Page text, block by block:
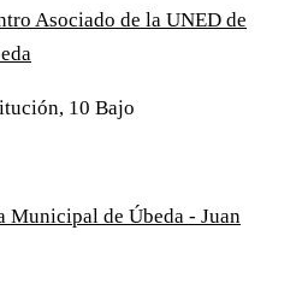
Asociado de la UNED de
10 Bajo
Municipal de Úbeda - Juan